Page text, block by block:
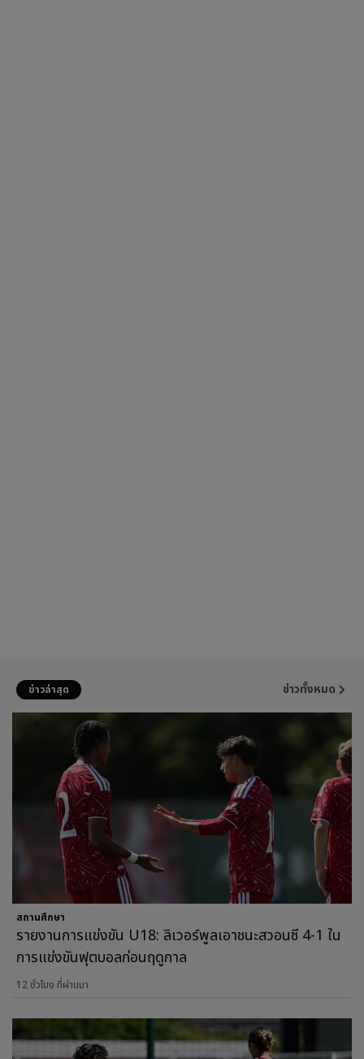
ข่าวล่าสุด ข่าวทั้งหมด
สถานศึกษา
รายงานการแข่งขัน U18: ลิเวอร์พูลเอาชนะสวอนซี 4-1 ใน
การแข่งขันฟุตบอลก่อนฤดูกาล
12 ชั่วโมง ที่ผ่านมา